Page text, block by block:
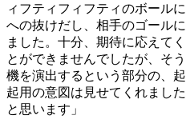
ィフティフィフティのボール
への抜けだし、相手のゴール
ました。十分、期待に応えて
とができませんでしたが、そ
機を演出するという部分の、
起用の意図は見せてくれまし
と思います」